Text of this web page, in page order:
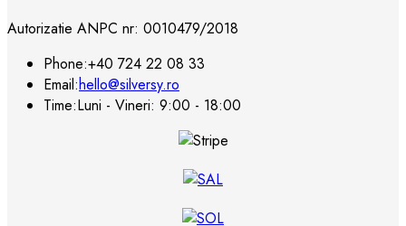
Autorizatie ANPC nr: 0010479/2018
Phone:+40 724 22 08 33
Email:hello@silversy.ro
Time:Luni - Vineri: 9:00 - 18:00